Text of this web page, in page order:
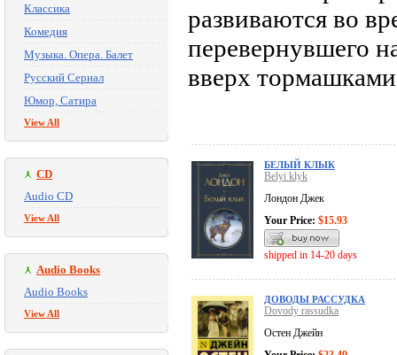
Классика
Комедия
Музыка. Опера. Балет
Русский Сериал
Юмор, Сатира
View All
CD
Audio CD
View All
Audio Books
Audio Books
View All
развиваются во
перевернувшего
вверх
БЕЛЫЙ КЛЫК
Belyi klyk
Лондон Джек
Your Price: $15.93
shipped in 14-20 days
ДОВОДЫ РАССУДКА
Dovody rassudka
Остен Джейн